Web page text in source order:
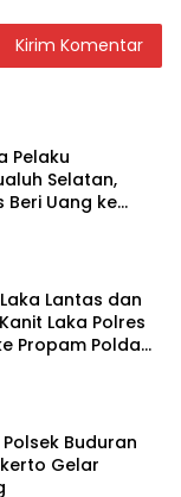
Pelaku
Selatan,
Beri Uang ke
Lantas dan
Laka Polres
Propam Polda
Polsek Buduran
Gelar